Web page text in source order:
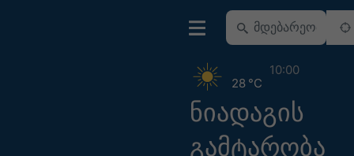
ნიადაგის
გამტარობა
28 °C
10:00